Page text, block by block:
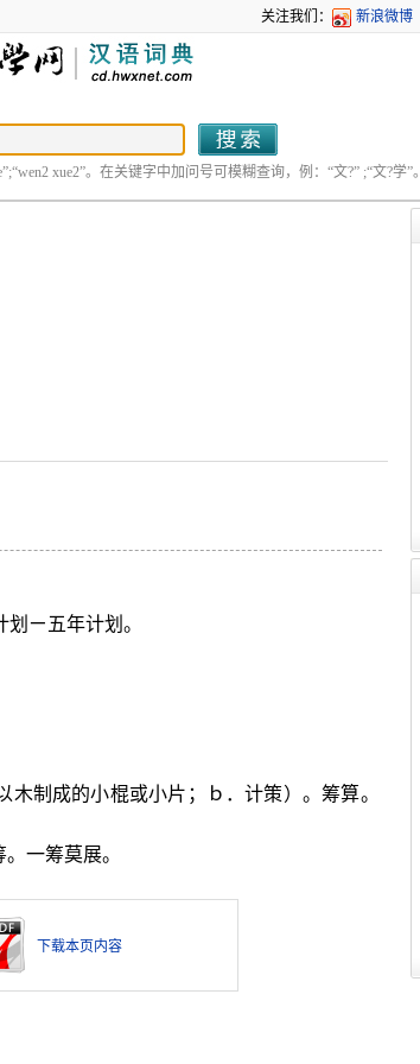
关注我们： 新浪微博
xue2”。在关键字中加问号可模糊查询，例：“文?” ;“文?学”。
ㄧ五年计划。
制成的小棍或小片；ｂ．计策）。筹算。
一筹莫展。
下载本页内容